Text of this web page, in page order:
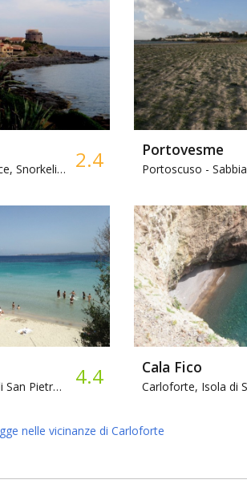
Snorkeling 2.4 Portovesme
Portoscuso - Sabbia
Carloforte, Isola di San Pietro - Sabbia, Bar
4.4 Cala Fico
nelle vicinanze di Carloforte